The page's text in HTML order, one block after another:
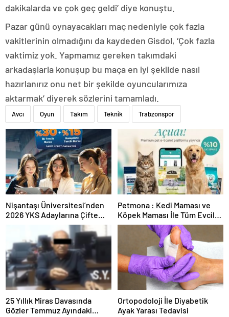
dakikalarda ve çok geç geldi’ diye konuştu.
Pazar günü oynayacakları maç nedeniyle çok fazla
vakitlerinin olmadığını da kaydeden Gisdol, ‘Çok fazla
vaktimiz yok. Yapmamız gereken takımdaki
arkadaşlarla konuşup bu maça en iyi şekilde nasıl
hazırlanırız onu net bir şekilde oyuncularımıza
aktarmak’ diyerek sözlerini tamamladı.
Avcı Oyun Takım Teknik Trabzonspor
Nişantaşı Üniversitesi’nden
2026 YKS Adaylarına Çifte
Güvence: Sabit Ücret ve
Kesintisiz Burs
Petmona : Kedi Maması ve
Köpek Maması İle Tüm Evcil
Hayvan Ürünleri
25 Yıllık Miras Davasında
Gözler Temmuz Ayındaki
Ortopodoloji İle Diyabetik
Ayak Yarası Tedavisi